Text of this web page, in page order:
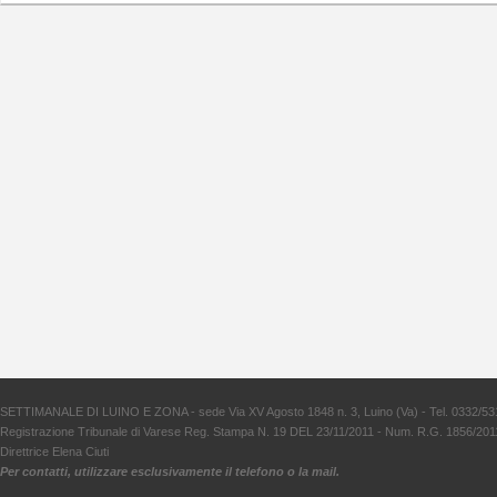
SETTIMANALE DI LUINO E ZONA - sede Via XV Agosto 1848 n. 3, Luino (Va) - Tel. 0332/
Registrazione Tribunale di Varese Reg. Stampa N. 19 DEL 23/11/2011 - Num. R.G. 1856/
Direttrice Elena Ciuti
Per contatti, utilizzare esclusivamente il telefono o la mail.